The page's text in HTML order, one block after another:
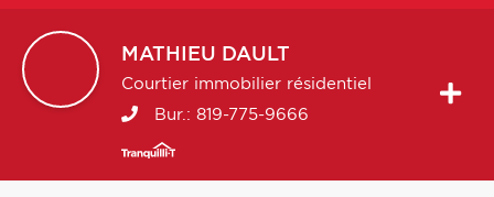
MATHIEU DAULT
Courtier immobilier résidentiel
Bur.: 819-775-9666